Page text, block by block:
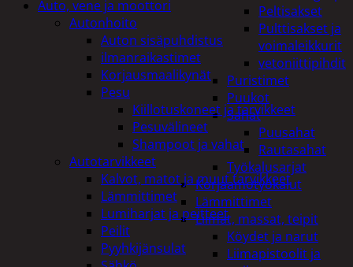
Peltisakset
Pulttisakset ja
voimaleikkurit
vetoniittipihdit
Puristimet
Puukot
Sahat
Puusahat
Rautasahat
Työkalusarjat
Korjaamotyökalut
Lämmittimet
Liimat, massat, teipit
Köydet ja narut
Liimapistoolit ja
Auto, vene ja moottori
Autonhoito
Auton sisäpuhdistus
ilmanraikastimet
Korjausmaalikynät
Pesu
Kiillotuskoneet ja tarvikkeet
Pesuvälineet
Shampoot ja vahat
Autotarvikkeet
Kalvot, matot ja muut tarvikkeet
Lämmittimet
Lumiharjat ja peitteet
Peilit
Pyyhkijänsulat